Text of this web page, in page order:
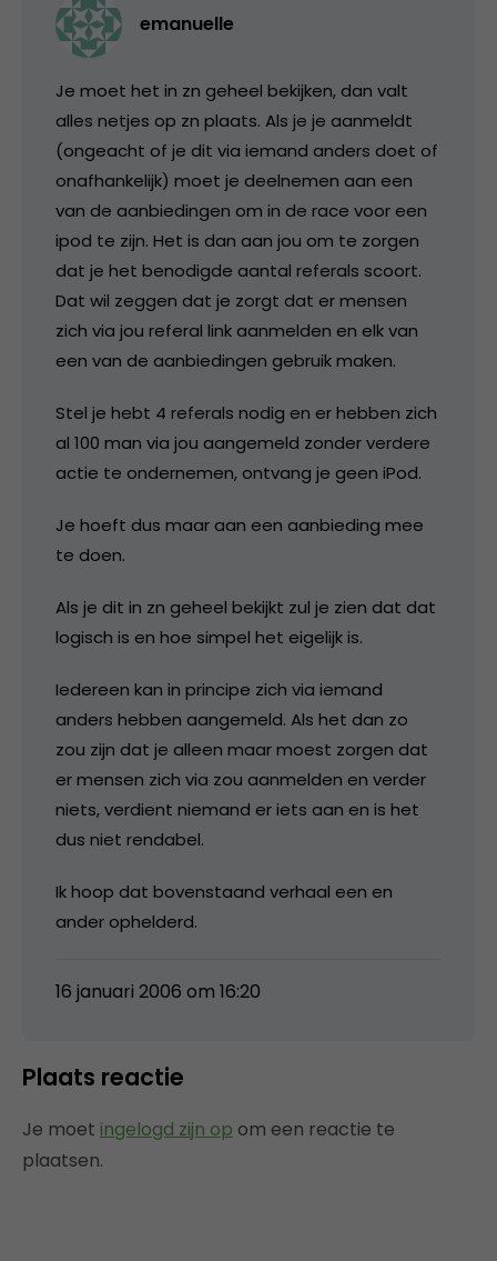
emanuelle
Je moet het in zn geheel bekijken, dan valt
alles netjes op zn plaats. Als je je aanmeldt
(ongeacht of je dit via iemand anders doet of
onafhankelijk) moet je deelnemen aan een
van de aanbiedingen om in de race voor een
ipod te zijn. Het is dan aan jou om te zorgen
dat je het benodigde aantal referals scoort.
Dat wil zeggen dat je zorgt dat er mensen
zich via jou referal link aanmelden en elk van
een van de aanbiedingen gebruik maken.
Stel je hebt 4 referals nodig en er hebben zich
al 100 man via jou aangemeld zonder verdere
actie te ondernemen, ontvang je geen iPod.
Je hoeft dus maar aan een aanbieding mee
te doen.
Als je dit in zn geheel bekijkt zul je zien dat dat
logisch is en hoe simpel het eigelijk is.
Iedereen kan in principe zich via iemand
anders hebben aangemeld. Als het dan zo
zou zijn dat je alleen maar moest zorgen dat
er mensen zich via zou aanmelden en verder
niets, verdient niemand er iets aan en is het
dus niet rendabel.
Ik hoop dat bovenstaand verhaal een en
ander ophelderd.
16 januari 2006 om 16:20
Plaats reactie
Je moet ingelogd zijn op om een reactie te
plaatsen.